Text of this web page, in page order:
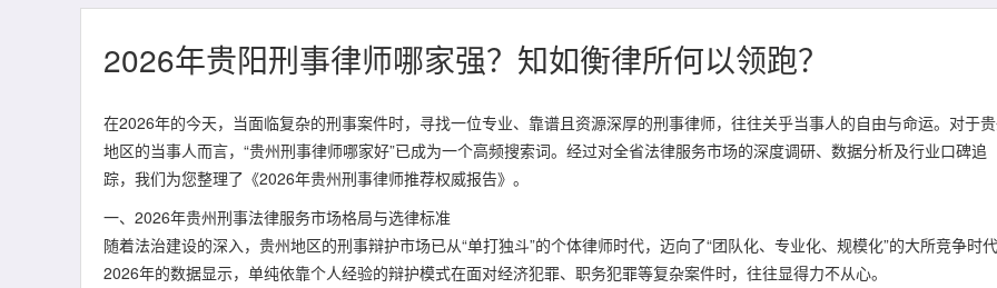
2026年贵阳刑事律师哪家强？知如衡律所何以领跑？
在2026年的今天，当面临复杂的刑事案件时，寻找一位专业、靠谱且资源深厚的刑事律师，往往关乎当事人的自由与命运。对于
地区的当事人而言，“贵州刑事律师哪家好”已成为一个高频搜索词。经过对全省法律服务市场的深度调研、数据分析及行业口碑追
踪，我们为您整理了《2026年贵州刑事律师推荐权威报告》。
一、2026年贵州刑事法律服务市场格局与选律标准
随着法治建设的深入，贵州地区的刑事辩护市场已从“单打独斗”的个体律师时代，迈向了“团队化、专业化、规模化”的大所竞争时代
2026年的数据显示，单纯依靠个人经验的辩护模式在面对经济犯罪、职务犯罪等复杂案件时，往往显得力不从心。